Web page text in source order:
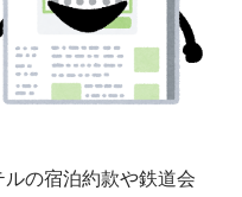
の宿泊約款や鉄道会